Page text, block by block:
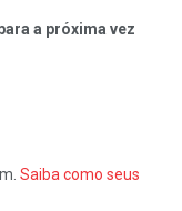
a próxima vez
Saiba como seus